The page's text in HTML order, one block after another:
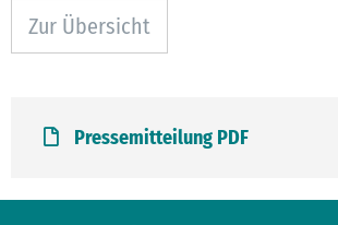
Zur Übersicht
Pressemitteilung PDF